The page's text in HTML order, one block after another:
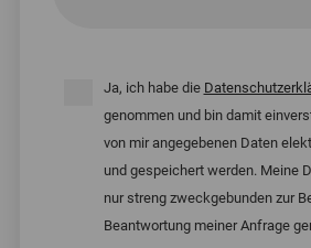
Ja, ich habe die
genommen und bin damit
von mir angegebenen Daten
und gespeichert werden. Meine
nur streng zweckgebunden zur
Beantwortung meiner Anfrage